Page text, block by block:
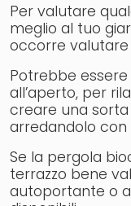
Per valutare
meglio al tuo
occorre valutare
Potrebbe
all’aperto, per
creare una sorta
arredandolo
Se la pergola
terrazzo bene
autoportante o